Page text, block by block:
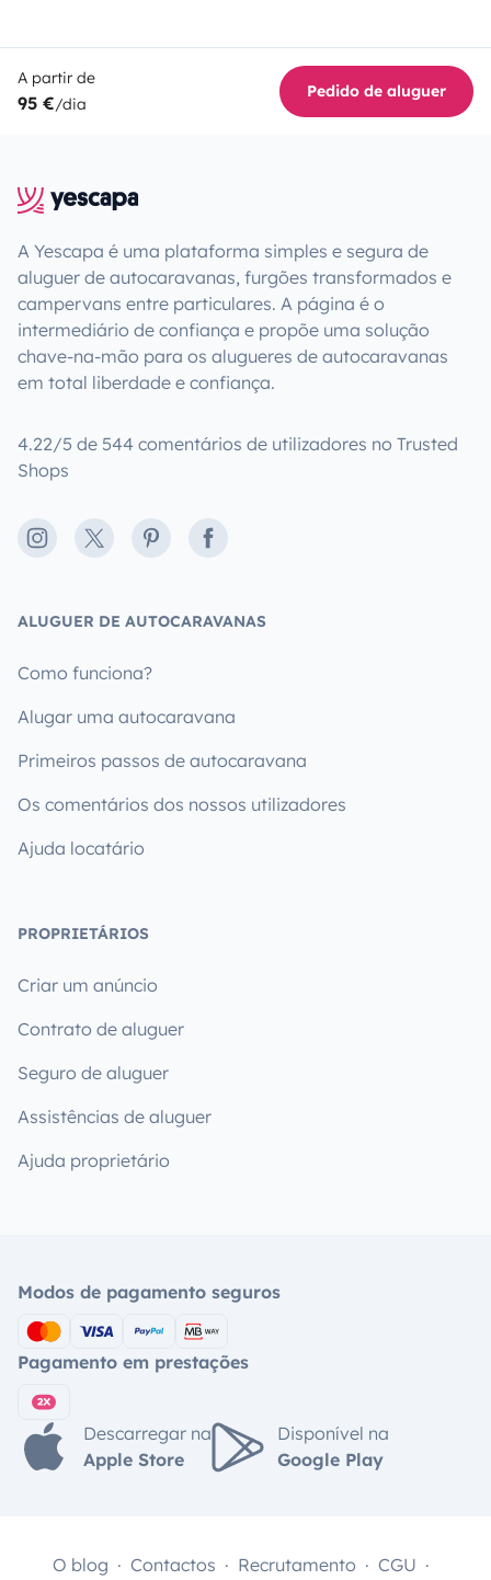
A partir de
95 €/dia
Pedido de aluguer
A Yescapa é uma plataforma simples e segura de
aluguer de autocaravanas, furgões transformados e
campervans entre particulares. A página é o
intermediário de confiança e propõe uma solução
chave-na-mão para os alugueres de autocaravanas
em total liberdade e confiança.
4.22/5 de 544 comentários de utilizadores no Trusted
Shops
Instagram
X PinterestFacebook
ALUGUER DE AUTOCARAVANAS
Como funciona?
Alugar uma autocaravana
Primeiros passos de autocaravana
Os comentários dos nossos utilizadores
Ajuda locatário
PROPRIETÁRIOS
Criar um anúncio
Contrato de aluguer
Seguro de aluguer
Assistências de aluguer
Ajuda proprietário
Modos de pagamento seguros
Pagamento em prestações
Descarregar na
Apple Store
Disponível na
Google Play
O blog Contactos Recrutamento CGU